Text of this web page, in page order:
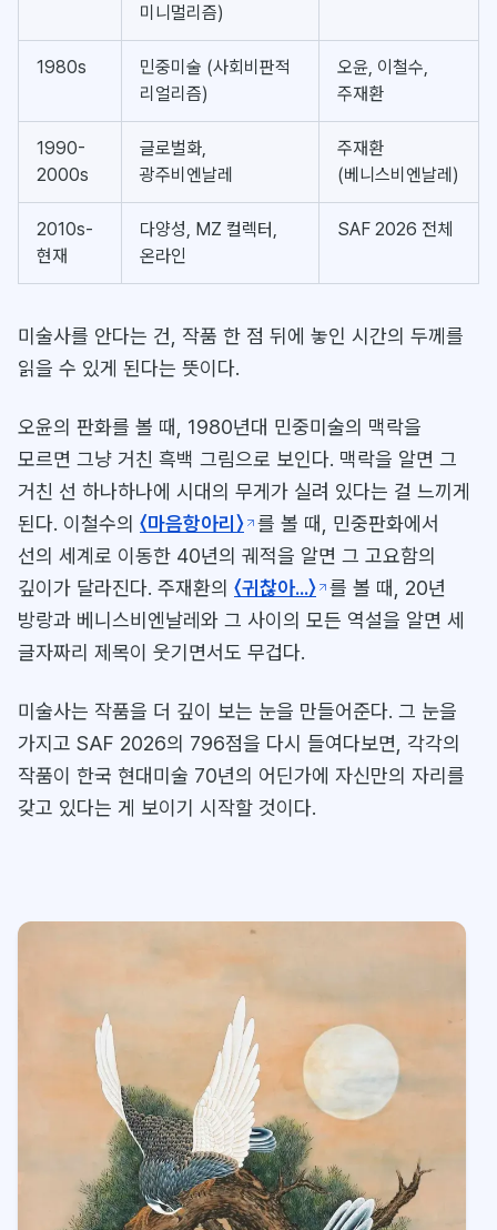
미니멀리즘)
1980s
민중미술 (사회비판적
리얼리즘)
오윤, 이철수,
주재환
1990-
2000s
글로벌화,
광주비엔날레
주재환
(베니스비엔날레)
2010s-
현재
다양성, MZ 컬렉터,
온라인
SAF 2026 전체
미술사를 안다는 건, 작품 한 점 뒤에 놓인 시간의 두께를
읽을 수 있게 된다는 뜻이다.
오윤의 판화를 볼 때, 1980년대 민중미술의 맥락을
모르면 그냥 거친 흑백 그림으로 보인다. 맥락을 알면 그
거친 선 하나하나에 시대의 무게가 실려 있다는 걸 느끼게
된다. 이철수의 〈마음항아리〉 를 볼 때, 민중판화에서
선의 세계로 이동한 40년의 궤적을 알면 그 고요함의
깊이가 달라진다. 주재환의 〈귀찮아...〉 를 볼 때, 20년
방랑과 베니스비엔날레와 그 사이의 모든 역설을 알면 세
글자짜리 제목이 웃기면서도 무겁다.
미술사는 작품을 더 깊이 보는 눈을 만들어준다. 그 눈을
가지고 SAF 2026의 796점을 다시 들여다보면, 각각의
작품이 한국 현대미술 70년의 어딘가에 자신만의 자리를
갖고 있다는 게 보이기 시작할 것이다.